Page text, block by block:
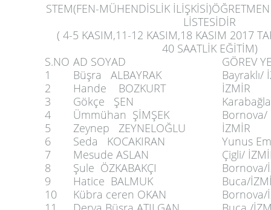
STEM(FEN-MÜHENDİSLİK
LİSTESİDİR
( 4-5 KASIM,11-12 KASIM,18 KASIM 2017
40 SAATLİK EĞİTİM)
S.NO AD SOYAD
GÖREV
1
Büşra ALBAYRAK
Bayraklı/
2
Hande BOZKURT
İZMİR
3
Gökçe ŞEN
4
Ümmühan ŞİMŞEK
Bornova/
5
Zeynep ZEYNELOĞLU
İZMİR
6
Seda KOCAKIRAN
Yunus
7
Mesude ASLAN
Çigli/
8
Şule ÖZKABAKÇI
Bornova/
9
Hatice BALMUK
Buca/
10
Kübra ceren OKAN
Bornova/